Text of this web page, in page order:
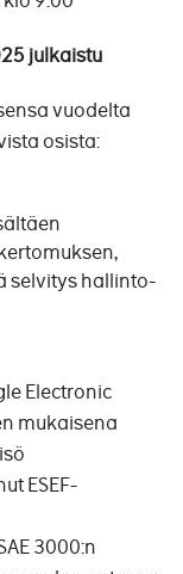
julkaistu
vuodelta
osista:
selvitys hallinto-
Electronic
mukaisena
ESEF-
3000:n